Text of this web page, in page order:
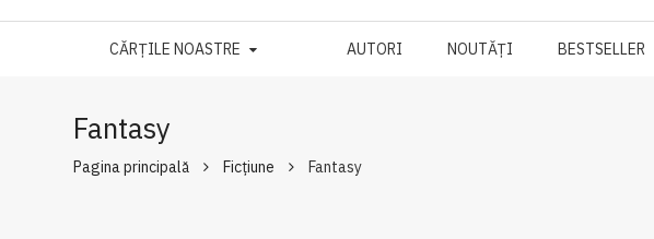
CĂRȚILE NOASTRE AUTORI NOUTĂȚI BESTSELLER
Fantasy
Pagina principală Ficțiune Fantasy